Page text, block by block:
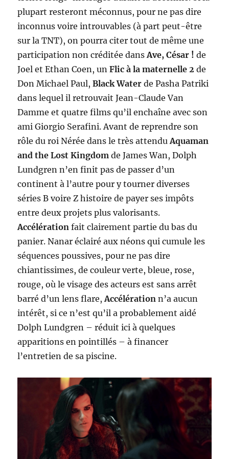
plupart resteront méconnus, pour ne pas dire
inconnus voire introuvables (à part peut-être
sur la TNT), on pourra citer tout de même une
participation non créditée dansAve, César ! de
Joel et Ethan Coen, unFlic à la maternelle 2 de
Don Michael Paul,Black Waterde Pasha Patriki
dans lequel il retrouvait Jean-Claude Van
Damme et quatre films qu’il enchaîne avec son
ami Giorgio Serafini. Avant de reprendre son
rôle du roi Nérée dans le très attenduAquaman
and the Lost Kingdom de James Wan, Dolph
Lundgren n’en finit pas de passer d’un
continent à l’autre pour y tourner diverses
séries B voire Z histoire de payer ses impôts
entre deux projets plus valorisants.
Accélération fait clairement partie du bas du
panier. Nanar éclairé aux néons qui cumule les
séquences poussives, pour ne pas dire
chiantissimes, de couleur verte, bleue, rose,
rouge, où le visage des acteurs est sans arrêt
barré d’un lens flare,Accélération n’a aucun
intérêt, si ce n’est qu’il a probablement aidé
Dolph Lundgren – réduit ici à quelques
apparitions en pointillés – à financer
l’entretien de sa piscine.